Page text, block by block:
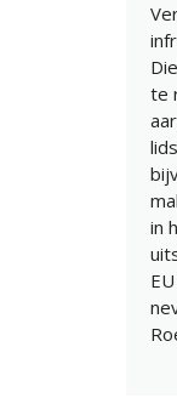
te
in